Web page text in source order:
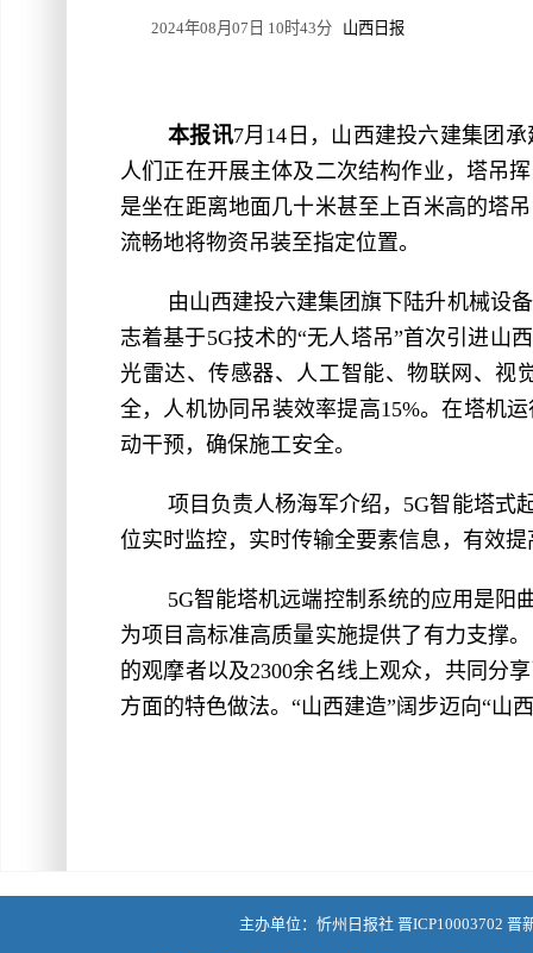
2024年08月07日 10时43分 山西日报
本报讯7月14日，山西建投六建集团
人们正在开展主体及二次结构作业，塔吊
是坐在距离地面几十米甚至上百米高的塔
流畅地将物资吊装至指定位置。
由山西建投六建集团旗下陆升机械设
志着基于5G技术的“无人塔吊”首次引进山
光雷达、传感器、人工智能、物联网、视
全，人机协同吊装效率提高15%。在塔机
动干预，确保施工安全。
项目负责人杨海军介绍，5G智能塔式
位实时监控，实时传输全要素信息，有效
5G智能塔机远端控制系统的应用是阳
为项目高标准高质量实施提供了有力支撑
的观摩者以及2300余名线上观众，共同分
方面的特色做法。“山西建造”阔步迈向“山
主办单位：忻州日报社 晋ICP10003702 晋